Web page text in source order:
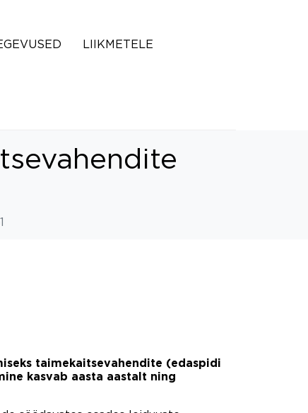
LIIKMETELE
taimekaitsevahendite (edaspidi
kasvab aasta aastalt ning